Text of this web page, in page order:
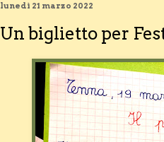
lunedì 21 marzo 2022
Un biglietto per